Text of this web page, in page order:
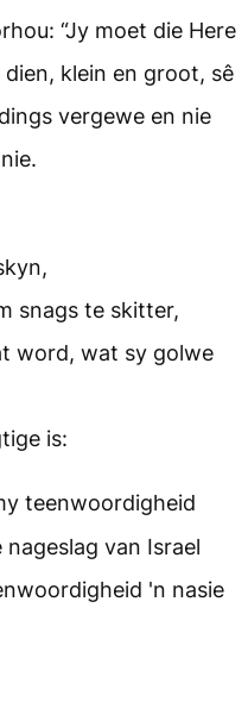
“Jy moet die Here
dien, klein en groot, sê
vergewe en nie
snags te skitter,
word, wat sy golwe
is:
teenwoordigheid
van Israel
'n nasie